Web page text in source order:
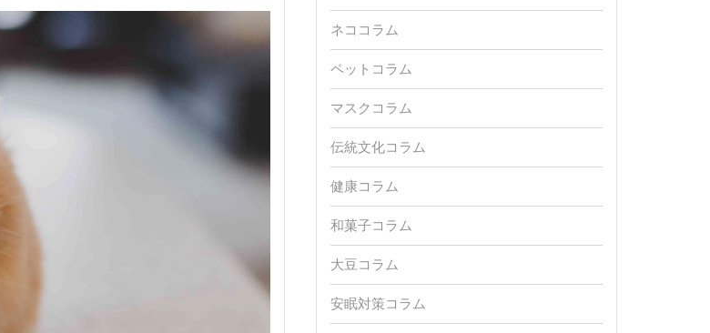
ネココラム
ペットコラム
マスクコラム
伝統文化コラム
健康コラム
和菓子コラム
大豆コラム
安眠対策コラム